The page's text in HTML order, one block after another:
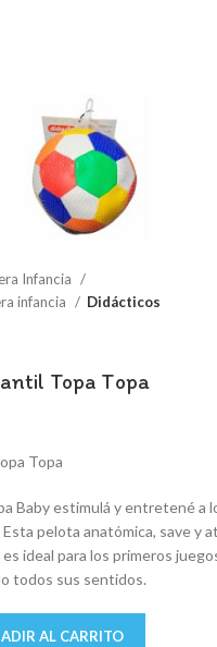
Infancia
infancia
Didácticos
Topa Topa
Topa
Baby estimulá y entretené a
pelota anatómica, save y
ideal para los primeros
todos sus sentidos.
AL CARRITO